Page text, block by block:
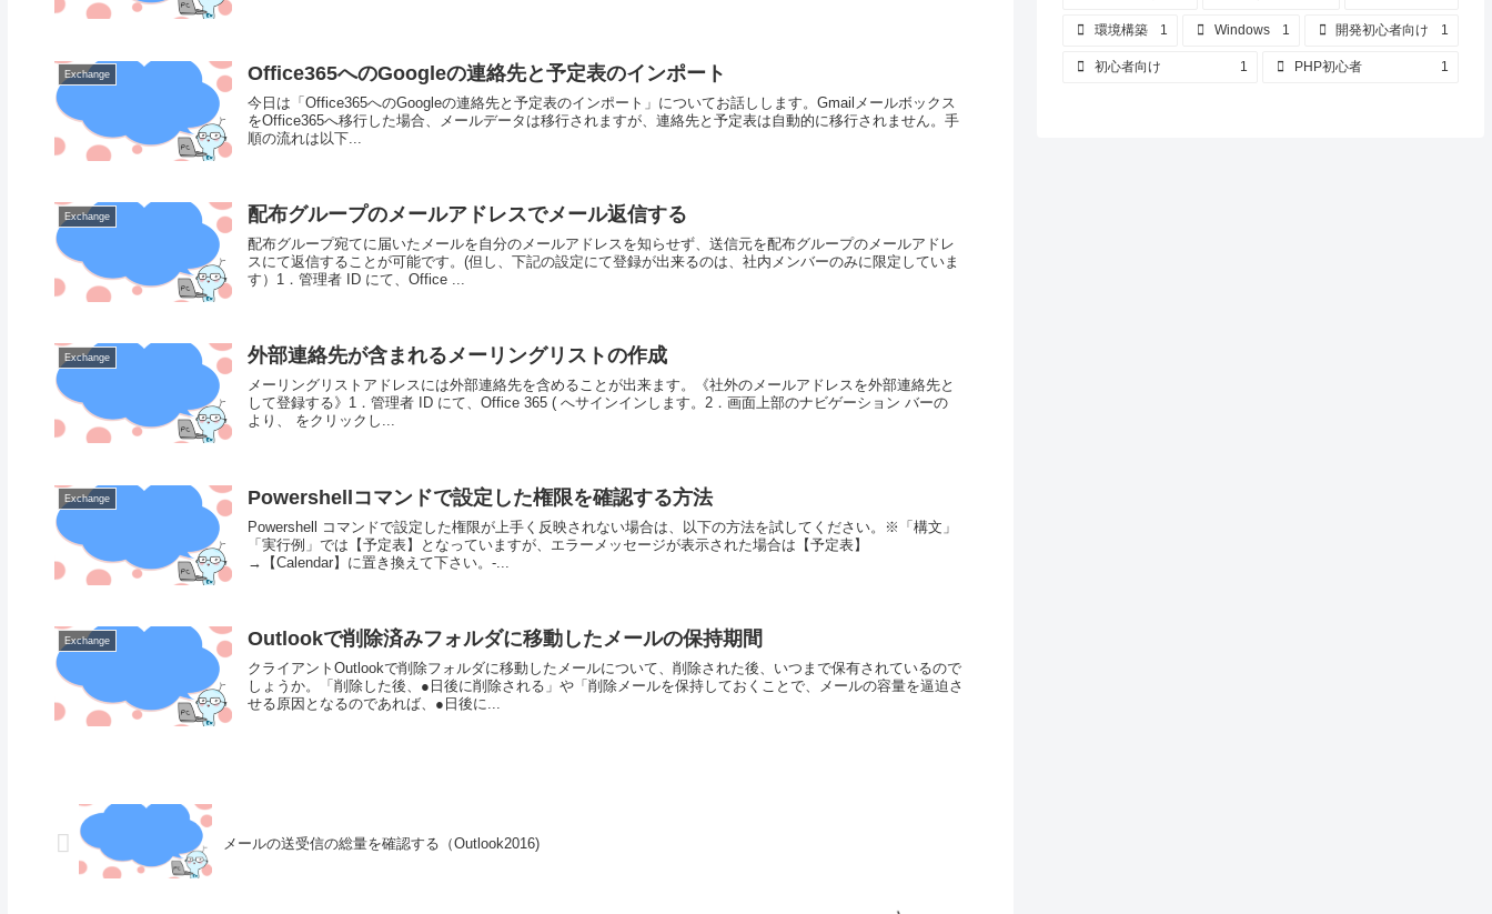
Exchange Office365へのGoogleの連絡先と予定表のインポート
今日は「Office365へのGoogleの連絡先と予定表のインポート」についてお話しします。Gmailメールボックス
をOffice365へ移行した場合、メールデータは移行されますが、連絡先と予定表は自動的に移行されません。手
順の流れは以下...
Exchange 配布グループのメールアドレスでメール返信する
配布グループ宛てに届いたメールを自分のメールアドレスを知らせず、送信元を配布グループのメールアドレ
スにて返信することが可能です。(但し、下記の設定にて登録が出来るのは、社内メンバーのみに限定していま
す）1．管理者 ID にて、Office ...
Exchange 外部連絡先が含まれるメーリングリストの作成
メーリングリストアドレスには外部連絡先を含めることが出来ます。《社外のメールアドレスを外部連絡先と
して登録する》1．管理者 ID にて、Office 365 ( へサインインします。2．画面上部のナビゲーション バーの
より、 をクリックし...
Exchange Powershellコマンドで設定した権限を確認する方法
Powershell コマンドで設定した権限が上手く反映されない場合は、以下の方法を試してください。※「構文」
「実行例」では【予定表】となっていますが、エラーメッセージが表示された場合は【予定表】
→【Calendar】に置き換えて下さい。-...
Exchange Outlookで削除済みフォルダに移動したメールの保持期間
クライアントOutlookで削除フォルダに移動したメールについて、削除された後、いつまで保有されているので
しょうか。「削除した後、●日後に削除される」や「削除メールを保持しておくことで、メールの容量を逼迫さ
せる原因となるのであれば、●日後に...
メールの送受信の総量を確認する（Outlook2016)
環境構築 1 Windows 1 開発初心者向け 1
初心者向け 1 PHP初心者 1